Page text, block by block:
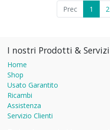
Prec 1 2
I nostri Prodotti & Servizi
Home
Shop
Usato Garantito
Ricambi
Assistenza
Servizio Clienti